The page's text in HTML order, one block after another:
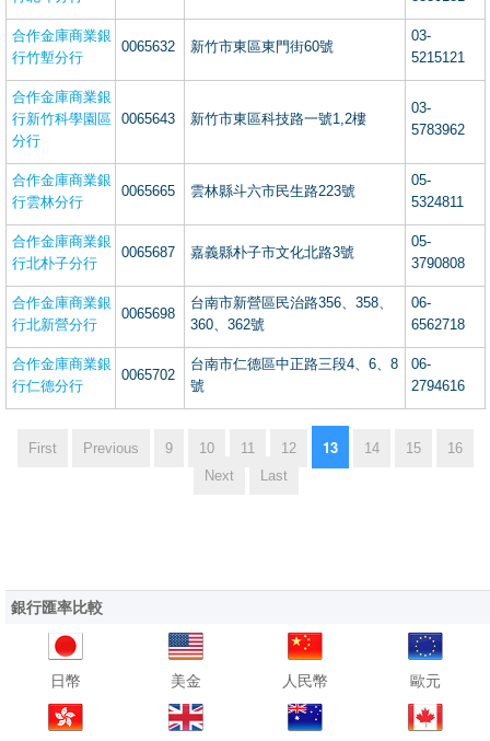
合作金庫商業銀
行竹塹分行
0065632 新竹市東區東門街60號
03-
5215121
合作金庫商業銀
行新竹科學園區
分行
0065643 新竹市東區科技路一號1,2樓
03-
5783962
合作金庫商業銀
行雲林分行
0065665 雲林縣斗六市民生路223號
05-
5324811
合作金庫商業銀
行北朴子分行
0065687 嘉義縣朴子市文化北路3號
05-
3790808
合作金庫商業銀
行北新營分行
0065698
台南市新營區民治路356、358、
360、362號
06-
6562718
合作金庫商業銀
行仁德分行
0065702
台南市仁德區中正路三段4、6、8
號
06-
2794616
First Previous 9 10 11 12 13 14 15
16
Next
Last
銀行匯率比較
日幣 美金 人民幣 歐元